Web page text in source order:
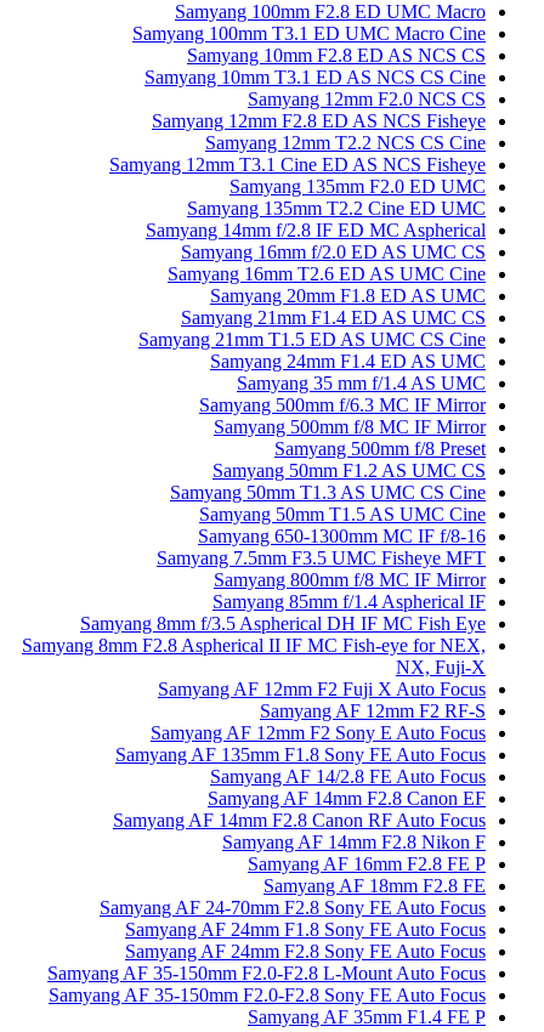
Samyang
Samyang 100mm
Samyang
Samyang 10mm
Samyang 12mm
Samyang
Samyang 12mm T3.1
Samyang
Samyang
Samyang 14mm f/
Samyang
Samyang 16mm
Samyang
Samyang
Samyang 21mm T1.5
Samyang
Samyang
Samyang
Samyang
Samyang
Samyang 50mm
Samyang
Samyang 650-
Samyang 7.5mm
Samyang
Samyang
Samyang 8mm f/3.5
Samyang 8mm F2.8 Aspherical II IF
Samyang AF
Samyang AF 12mm
Samyang AF 135mm
Samyang
Samyang AF
Samyang AF 14mm F2.8
Samyang
Samyang AF 24-70mm
Samyang AF 24mm
Samyang AF 24mm
Samyang AF 35-150mm F2.0-
Samyang AF 35-150mm F2.0-